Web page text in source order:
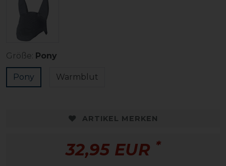
Größe: Pony
Pony Warmblut
ARTIKEL MERKEN
32,95 EUR *